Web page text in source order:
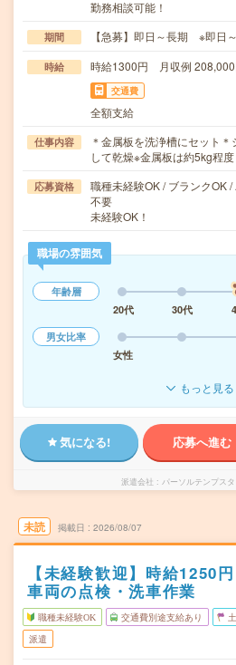
勤務相談可能！
期間 【急募】即日～長期 ※即日～
時給 時給1300円 月収例 208,000
交通費
全額支給
仕事内容
＊金属板を洗浄槽にセット
して乾燥※金属板は約5kg程度
応募資格
職種未経験OK / ブランクOK
不要
未経験OK！
職場の雰囲気
年齢層
20代
30代
男女比率
女性
もっと見る
気になる! 応募へ進む
派遣会社 パーソルテンプス
未読 掲載日 2026/08/07
【未経験歓迎】時給1250
車両の点検・洗車作業
職種未経験OK 交通費別途支給あり
派遣